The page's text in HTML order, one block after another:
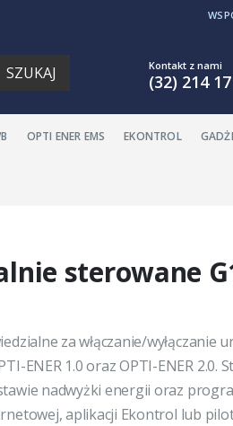
SZUKAJ Kontakt z nami
(32) 214
OPTI ENER EMS EKONTROL
sterowane
za włączanie/wyłączanie
ENER 1.0 oraz OPTI-ENER 2.0.
nadwyżki energii oraz
aplikacji Ekontrol lub